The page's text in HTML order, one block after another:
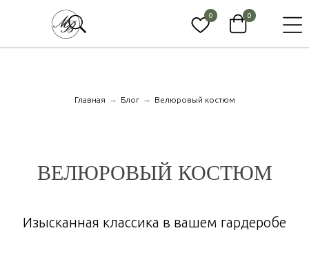
0
0
Главная → Блог → Велюровый костюм
ВЕЛЮРОВЫЙ КОСТЮМ
Изысканная классика в вашем гардеробе